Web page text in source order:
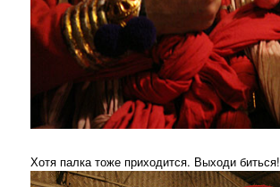
Хотя палка тоже приходится. Выходи биться!